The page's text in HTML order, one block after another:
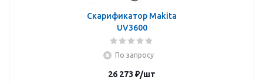
Скарификатор Makita
UV3600
По запросу
26 273 ₽/шт